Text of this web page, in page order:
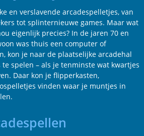
en verslavende arcadespelletjes, van
tot splinternieuwe games. Maar wat
eigenlijk precies? In de jaren 70 en
was thuis een computer of
kon je naar de plaatselijke arcadehal
spelen – als je tenminste wat kwartjes
Daar kon je flipperkasten,
vinden waar je muntjes in